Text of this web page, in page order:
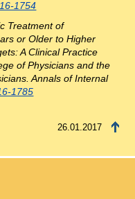
1754
Treatment of
or Older to Higher
A Clinical Practice
of Physicians and the
Annals of Internal
1785
26.01.2017